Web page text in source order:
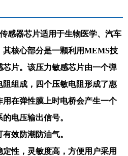
感器芯片适用于生物医学、汽车
核心部分是一颗利用MEMS技
片。该压力敏感芯片由一个弹
组成，四个压敏电阻形成了惠
在弹性膜上时电桥会产生一个
电压输出信号。
效防潮防油气。
性，灵敏度高，方便用户采用